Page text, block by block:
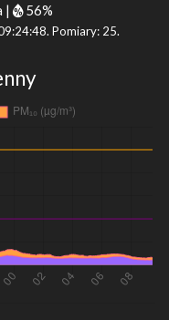
| 56%
Pomiary: 25.